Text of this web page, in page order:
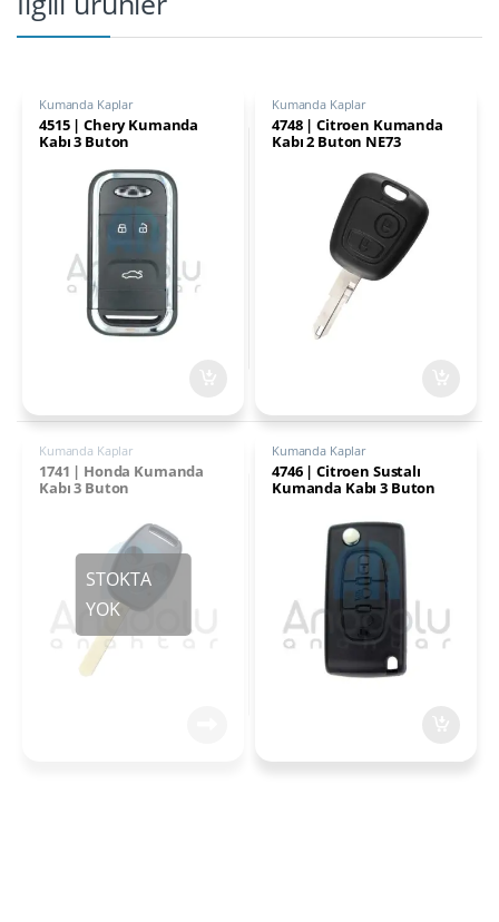
Kumanda Kaplar
4515 | Chery Kumanda
Kabı 3 Buton
Kumanda Kaplar
4748 | Citroen Kumanda
Kabı 2 Buton NE73
Kumanda Kaplar
1741 | Honda Kumanda
Kabı 3 Buton
Kumanda Kaplar
4746 | Citroen Sustalı
Kumanda Kabı 3 Buton